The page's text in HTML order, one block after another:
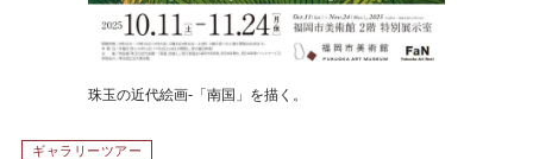
珠玉の近代絵画-「南国」を描く。
ギャラリーツアー